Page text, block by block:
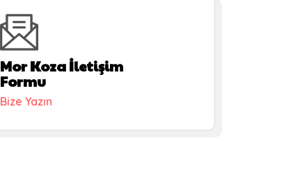
Mor Koza İletişim
Formu
Bize Yazın